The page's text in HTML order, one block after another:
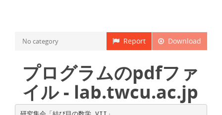
Download
Report
No category
プログラムのpdfファ
イル - lab.twcu.ac.jp
研究集会「結び目の数学 VII」